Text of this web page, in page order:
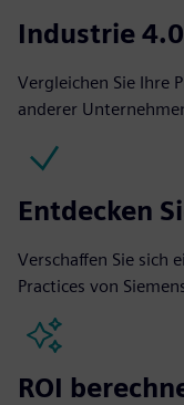
Industrie
Vergleichen Sie Ihre
anderer
Entdecken
Verschaffen Sie sich
Practices von
ROI